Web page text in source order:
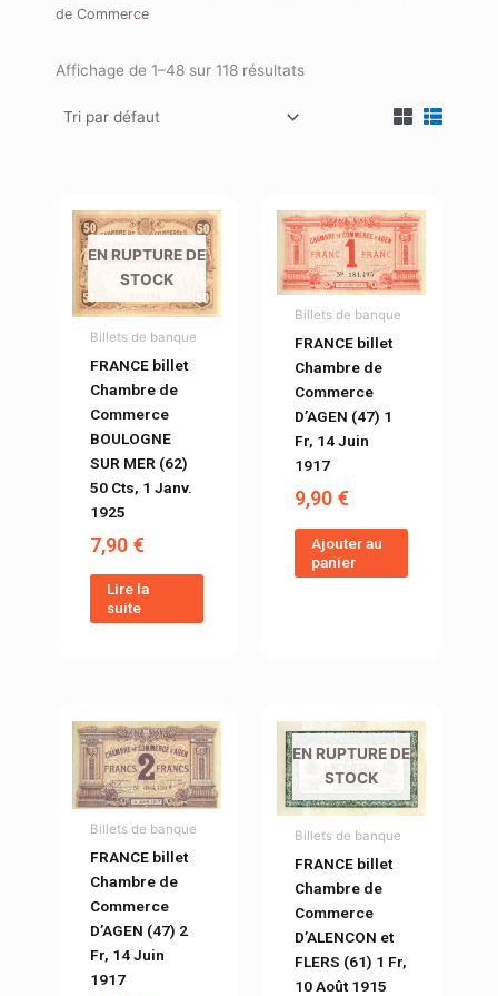
de Commerce
Affichage de 1–48 sur 118 résultats
EN RUPTURE DE
STOCK
Billets de banque
FRANCE billet
Chambre de
Commerce
BOULOGNE
SUR MER (62)
50 Cts, 1 Janv.
1925
7,90€
Lire la
suite
Billets de banque
FRANCE billet
Chambre de
Commerce
D’AGEN (47) 1
Fr, 14 Juin
1917
9,90€
Ajouter au
panier
Billets de banque
FRANCE billet
Chambre de
Commerce
D’AGEN (47) 2
Fr, 14 Juin
1917
EN RUPTURE DE
STOCK
Billets de banque
FRANCE billet
Chambre de
Commerce
D’ALENCON et
FLERS (61) 1 Fr,
10 Août 1915